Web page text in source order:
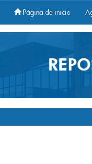
Página de inicio